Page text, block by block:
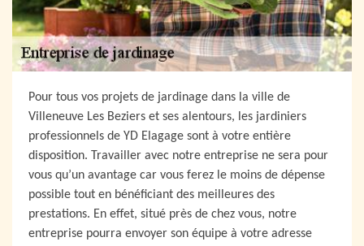
Pour tous vos projets de jardinage dans la ville de
Villeneuve Les Beziers et ses alentours, les jardiniers
professionnels de YD Elagage sont à votre entière
disposition. Travailler avec notre entreprise ne sera pour
vous qu’un avantage car vous ferez le moins de dépense
possible tout en bénéficiant des meilleures des
prestations. En effet, situé près de chez vous, notre
entreprise pourra envoyer son équipe à votre adresse